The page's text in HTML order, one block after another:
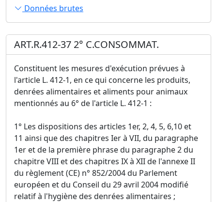
Données brutes
ART.R.412-37 2° C.CONSOMMAT.
Constituent les mesures d'exécution prévues à
l'article L. 412-1, en ce qui concerne les produits,
denrées alimentaires et aliments pour animaux
mentionnés au 6° de l'article L. 412-1 :
1° Les dispositions des articles 1er, 2, 4, 5, 6,10 et
11 ainsi que des chapitres Ier à VII, du paragraphe
1er et de la première phrase du paragraphe 2 du
chapitre VIII et des chapitres IX à XII de l'annexe II
du règlement (CE) n° 852/2004 du Parlement
européen et du Conseil du 29 avril 2004 modifié
relatif à l'hygiène des denrées alimentaires ;